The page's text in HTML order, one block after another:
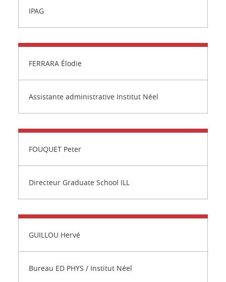
IPAG
FERRARA Élodie
Assistante administrative Institut Néel
FOUQUET Peter
Directeur Graduate School ILL
GUILLOU Hervé
Bureau ED PHYS / Institut Néel